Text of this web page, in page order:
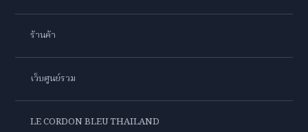
ร้านค้า
เว็บศูนย์รวม
LE CORDON BLEU THAILAND